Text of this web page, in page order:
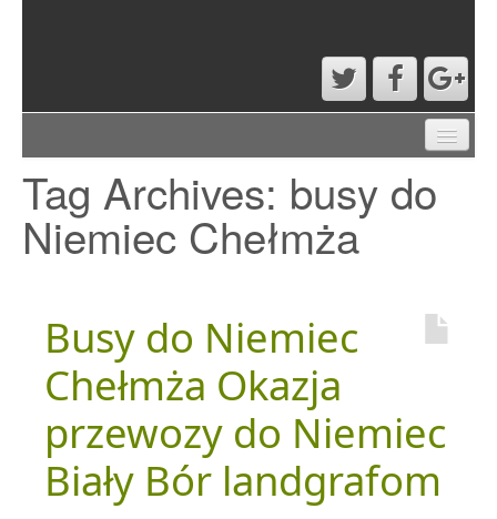
PRZYKŁADOWA STRONA
STRONA GŁÓWNA
Tag Archives: busy do
Niemiec Chełmża
Busy do Niemiec
Chełmża Okazja
przewozy do Niemiec
Biały Bór landgrafom